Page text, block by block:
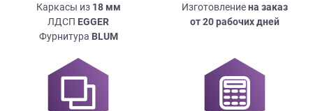
Каркасы из 18мм
ЛДСП EGGER
Фурнитура BLUM
Изготовлениена заказ
от 20 рабочих дней